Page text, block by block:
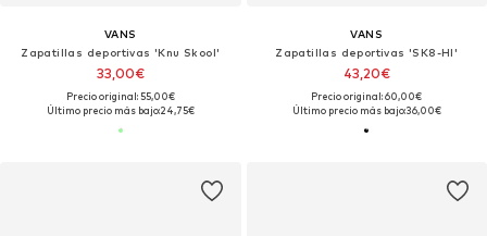
VANS
Zapatillas deportivas 'Knu Skool'
33,00€
Precio original: 55,00€
Último precio más bajo:24,75€
VANS
Zapatillas deportivas 'SK8-HI'
43,20€
Precio original: 60,00€
Último precio más bajo:36,00€